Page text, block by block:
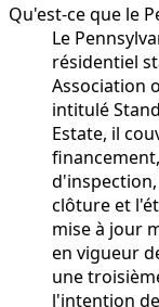
Qu'est-ce que le
Le
résidentiel
Association
intitulé
Estate, il
clôture et
mise à jour
en vigueur
une
l'intention